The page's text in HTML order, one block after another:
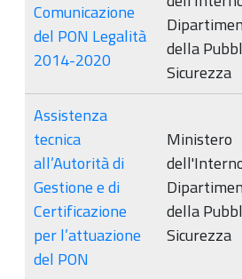
Comunicazione
del PON Legalità
2014-2020
della
Sicurezza
Assistenza
tecnica
all’Autorità di
Gestione e di
Certificazione
per l’attuazione
del PON
Ministero
della
Sicurezza